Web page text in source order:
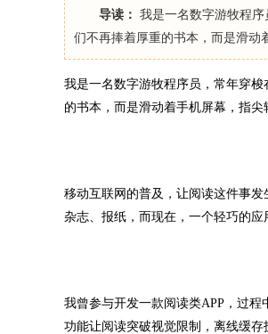
导读： 我是一名数字游牧程
们不再捧着厚重的书本，而是滑动
我是一名数字游牧程序员，常年穿
的书本，而是滑动着手机屏幕，指尖
移动互联网的普及，让阅读这件事
杂志、报纸，而现在，一个轻巧的应
我曾参与开发一款阅读类APP，过
功能让阅读突破视觉限制，离线缓存